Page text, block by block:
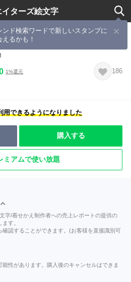
イターズ絵文字
ンド検索ワードで新しいスタンプに
えるかも！
つ、敬語、うごく絵文字
1%還元 186
用できるようになりました
購入する
ミアムで使い放題
字/着せかえ制作者への売上レポートの提供の
す。
認することができます。(お客様を直接識別可
性があります。購入後のキャンセルはできま